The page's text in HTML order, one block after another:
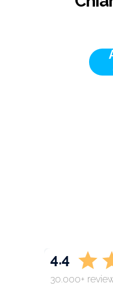
4.4
30.000+